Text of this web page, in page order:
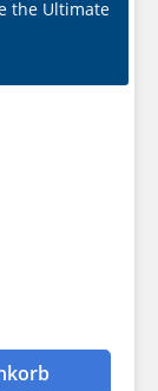
the Ultimate